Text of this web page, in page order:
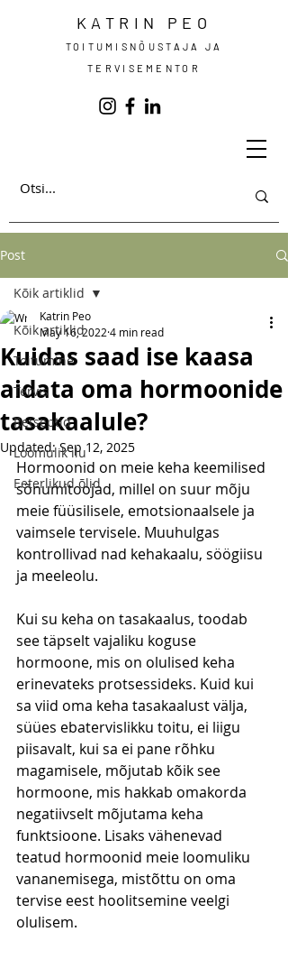
KATRIN PEO
TOITUMISNÕUSTAJA JA
TERVISEMENTOR
Post
Kõik artiklid
Toitumine
Tervis
Retseptid
Loomulik ilu
Eeterlikud õlid
Kõik artiklid
Kuidas saad ise kaasa
aidata oma hormoonide
tasakaalule?
Katrin Peo
May 16, 2022 4 min read
Updated:Sep 12, 2025
Hormoonid on meie keha keemilised
sõnumitoojad, millel on suur mõju
meie füüsilisele, emotsionaalsele ja
vaimsele tervisele. Muuhulgas
kontrollivad nad kehakaalu, söögiisu
ja meeleolu.
Kui su keha on tasakaalus, toodab
see täpselt vajaliku koguse
hormoone, mis on olulised keha
erinevateks protsessideks. Kuid kui
sa viid oma keha tasakaalust välja,
süües ebatervislikku toitu, ei liigu
piisavalt, kui sa ei pane rõhku
magamisele, mõjutab kõik see
hormoone, mis hakkab omakorda
negatiivselt mõjutama keha
funktsioone. Lisaks vähenevad
teatud hormoonid meie loomuliku
vananemisega, mistõttu on oma
tervise eest hoolitsemine veelgi
olulisem.